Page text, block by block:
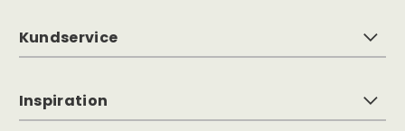
Kundservice
Inspiration